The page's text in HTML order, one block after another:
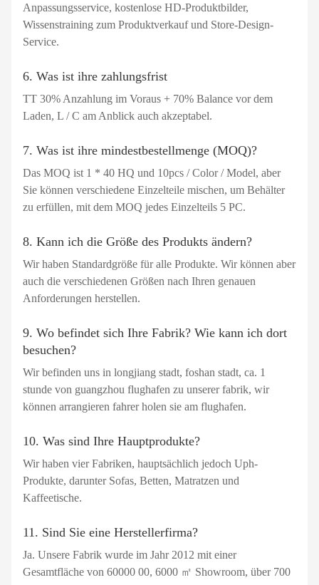
Anpassungsservice, kostenlose HD-Produktbilder,
Wissenstraining zum Produktverkauf und Store-Design-
Service.
6. Was ist ihre zahlungsfrist
TT 30% Anzahlung im Voraus + 70% Balance vor dem
Laden, L / C am Anblick auch akzeptabel.
7. Was ist ihre mindestbestellmenge (MOQ)?
Das MOQ ist 1 * 40 HQ und 10pcs / Color / Model, aber
Sie können verschiedene Einzelteile mischen, um Behälter
zu erfüllen, mit dem MOQ jedes Einzelteils 5 PC.
8. Kann ich die Größe des Produkts ändern?
Wir haben Standardgröße für alle Produkte. Wir können aber
auch die verschiedenen Größen nach Ihren genauen
Anforderungen herstellen.
9. Wo befindet sich Ihre Fabrik? Wie kann ich dort
besuchen?
Wir befinden uns in longjiang stadt, foshan stadt, ca. 1
stunde von guangzhou flughafen zu unserer fabrik, wir
können arrangieren fahrer holen sie am flughafen.
10. Was sind Ihre Hauptprodukte?
Wir haben vier Fabriken, hauptsächlich jedoch Uph-
Produkte, darunter Sofas, Betten, Matratzen und
Kaffeetische.
11. Sind Sie eine Herstellerfirma?
Ja. Unsere Fabrik wurde im Jahr 2012 mit einer
Gesamtfläche von 60000 00, 6000 ㎡ Showroom, über 700